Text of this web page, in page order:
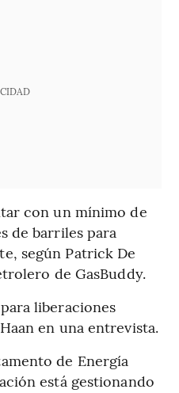
con un mínimo de
de barriles para
según Patrick De
de GasBuddy.
liberaciones
en una entrevista.
de Energía
está gestionando